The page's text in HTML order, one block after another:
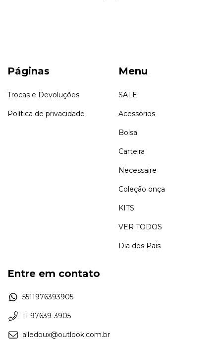
Páginas
Trocas e Devoluções
Política de privacidade
Menu
SALE
Acessórios
Bolsa
Carteira
Necessaire
Coleção onça
KITS
VER TODOS
Dia dos Pais
Entre em contato
5511976393905
11 97639-3905
alledoux@outlook.com.br